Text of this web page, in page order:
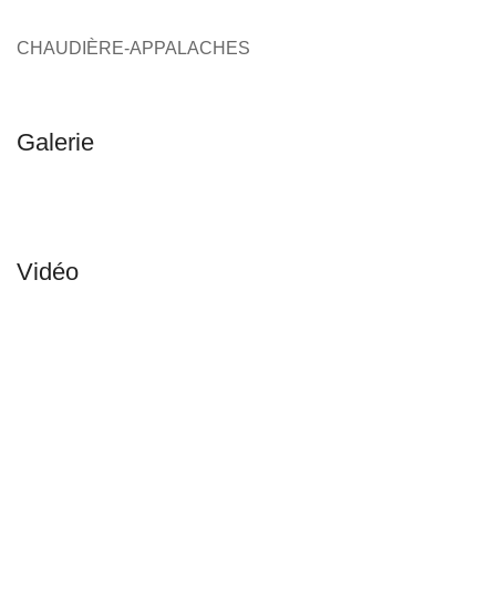
CHAUDIÈRE-APPALACHES